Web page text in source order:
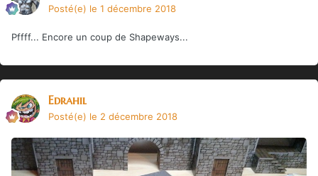
Posté(e) le 1 décembre 2018
Pffff... Encore un coup de Shapeways...
Edrahil
Posté(e) le 2 décembre 2018